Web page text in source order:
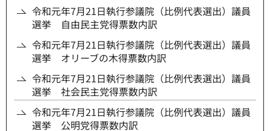
令和元年7月21日執行参議院（比例代表選出）議員
選挙 自由民主党得票数内訳
令和元年7月21日執行参議院（比例代表選出）議員
選挙 オリーブの木得票数内訳
令和元年7月21日執行参議院（比例代表選出）議員
選挙 社会民主党得票数内訳
令和元年7月21日執行参議院（比例代表選出）議員
選挙 公明党得票数内訳